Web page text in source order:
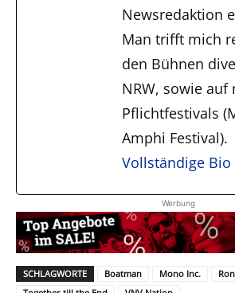
Newsredaktion
Man trifft mich
den Bühnen
NRW, sowie auf
Pflichtfestivals
Amphi Festival).
Vollständige Bio
Werbung
SCHLAGWORTE Boatman Mono Inc.